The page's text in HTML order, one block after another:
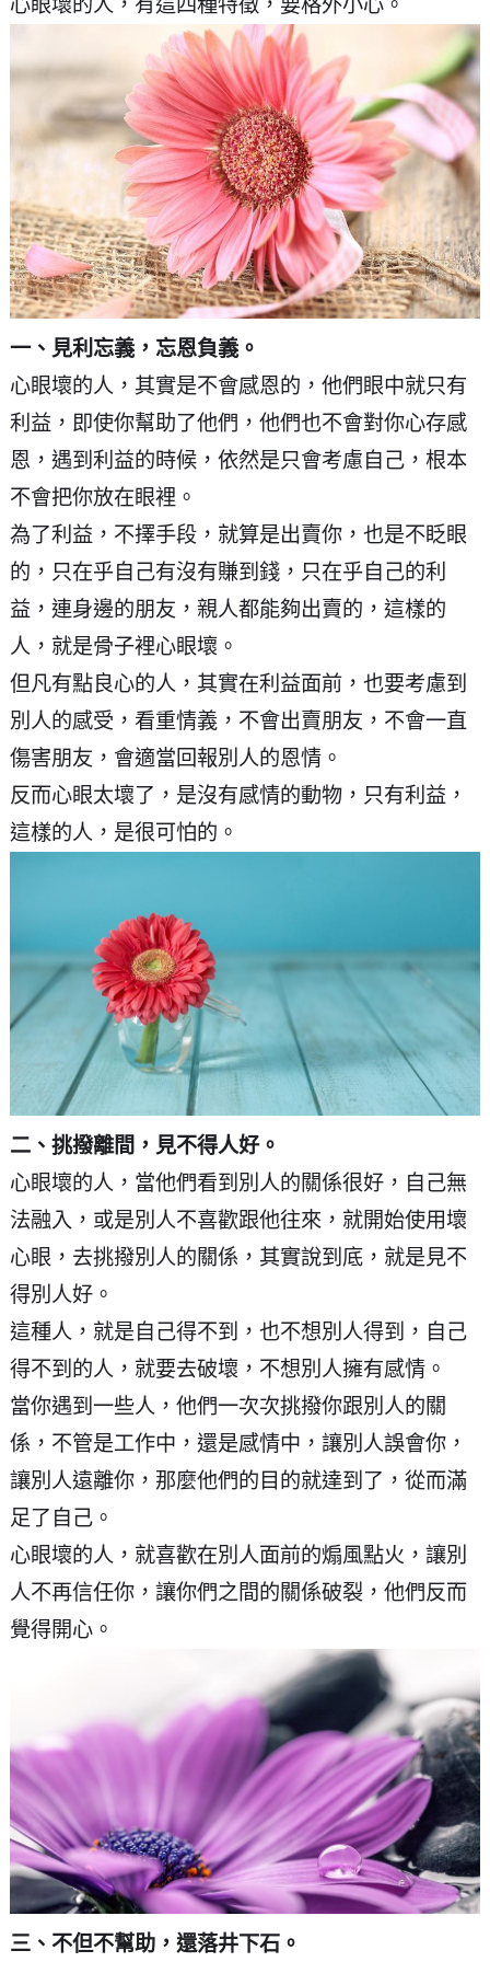
心眼壞的人，有這四種特徵，要格外小心。
一、見利忘義，忘恩負義。
心眼壞的人，其實是不會感恩的，他們眼中就只有
利益，即使你幫助了他們，他們也不會對你心存感
恩，遇到利益的時候，依然是只會考慮自己，根本
不會把你放在眼裡。
為了利益，不擇手段，就算是出賣你，也是不眨眼
的，只在乎自己有沒有賺到錢，只在乎自己的利
益，連身邊的朋友，親人都能夠出賣的，這樣的
人，就是骨子裡心眼壞。
但凡有點良心的人，其實在利益面前，也要考慮到
別人的感受，看重情義，不會出賣朋友，不會一直
傷害朋友，會適當回報別人的恩情。
反而心眼太壞了，是沒有感情的動物，只有利益，
這樣的人，是很可怕的。
二、挑撥離間，見不得人好。
心眼壞的人，當他們看到別人的關係很好，自己無
法融入，或是別人不喜歡跟他往來，就開始使用壞
心眼，去挑撥別人的關係，其實說到底，就是見不
得別人好。
這種人，就是自己得不到，也不想別人得到，自己
得不到的人，就要去破壞，不想別人擁有感情。
當你遇到一些人，他們一次次挑撥你跟別人的關
係，不管是工作中，還是感情中，讓別人誤會你，
讓別人遠離你，那麼他們的目的就達到了，從而滿
足了自己。
心眼壞的人，就喜歡在別人面前的煽風點火，讓別
人不再信任你，讓你們之間的關係破裂，他們反而
覺得開心。
三、不但不幫助，還落井下石。